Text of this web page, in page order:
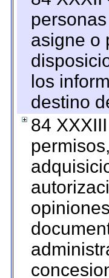
asigne o
los
destino
84